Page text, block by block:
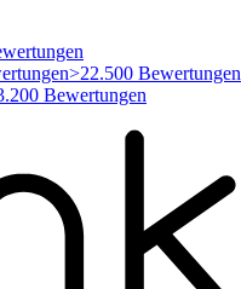
>22.500 Bewertungen
Bewertungen